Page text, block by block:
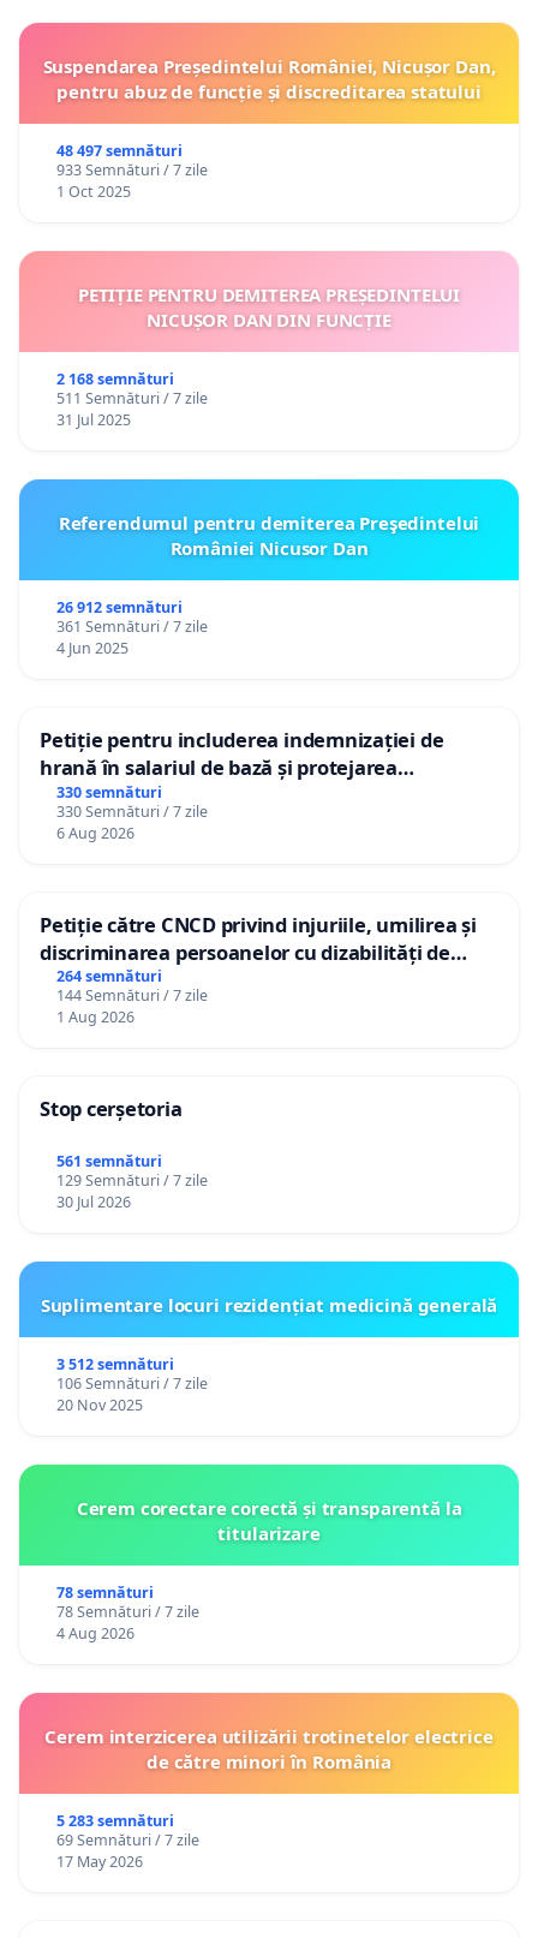
aplicării regulamentului propriu.
Nerespectarea prevederilor pct. 1 lit. c) și j)
constituie contravenție și se sancționează
conform art. 30 lit. h) din Hotărârea Guvernului
nr. 857/2011 privind stabilirea și sancționarea
Suspendarea Președintelui României, Nicușor Dan,
pentru abuz de funcție și discreditarea statului
48 497 semnături
933 Semnături / 7 zile
1 Oct 2025
PETIȚIE PENTRU DEMITEREA PREȘEDINTELUI
NICUȘOR DAN DIN FUNCȚIE
2 168 semnături
511 Semnături / 7 zile
31 Jul 2025
Referendumul pentru demiterea Preşedintelui
României Nicusor Dan
26 912 semnături
361 Semnături / 7 zile
4 Jun 2025
Petiție pentru includerea indemnizației de
hrană în salariul de bază și protejarea
gradațiilor de vechime pentru asistenții
personali
330 semnături
330 Semnături / 7 zile
6 Aug 2026
Petiție către CNCD privind injuriile, umilirea și
discriminarea persoanelor cu dizabilități de
către utilizatorul TikTok „Gorici”
264 semnături
144 Semnături / 7 zile
1 Aug 2026
Stop cerșetoria
561 semnături
129 Semnături / 7 zile
30 Jul 2026
Suplimentare locuri rezidențiat medicină generală
3 512 semnături
106 Semnături / 7 zile
20 Nov 2025
Cerem corectare corectă și transparentă la
titularizare
78 semnături
78 Semnături / 7 zile
4 Aug 2026
Cerem interzicerea utilizării trotinetelor electrice
de către minori în România
5 283 semnături
69 Semnături / 7 zile
17 May 2026